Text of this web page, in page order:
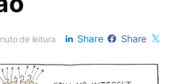
de leitura Share Share